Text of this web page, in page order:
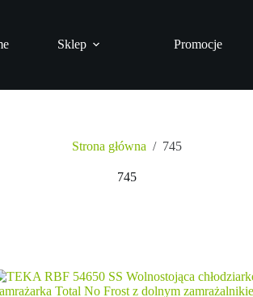
Sklep Promocje
Strona główna / 745
745